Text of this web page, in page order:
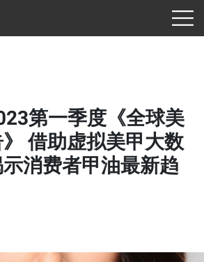
第一季度《全球美
借助虚拟美甲大数
消费者甲油最新趋